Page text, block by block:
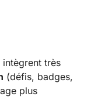
intègrent très
(défis, badges,
plus